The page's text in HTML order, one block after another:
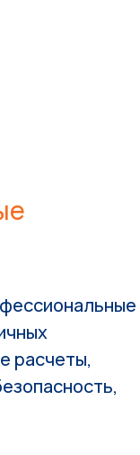
расчеты,